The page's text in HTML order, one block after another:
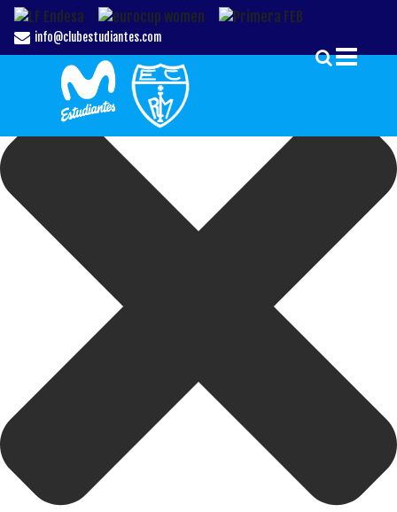
Gestionar el Consentimiento de las Cookies
info@clubestudiantes.com